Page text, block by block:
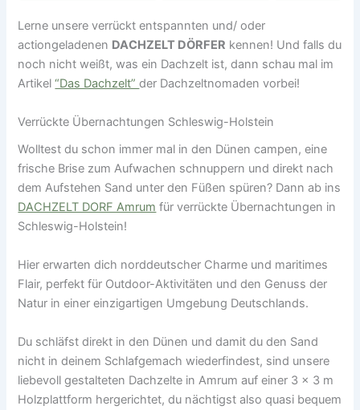
Lerne unsere verrückt entspannten und/ oder
actiongeladenen DACHZELT DÖRFER kennen! Und falls du
noch nicht weißt, was ein Dachzelt ist, dann schau mal im
Artikel“Das Dachzelt”der Dachzeltnomaden vorbei!
Verrückte Übernachtungen Schleswig-Holstein
Wolltest du schon immer mal in den Dünen campen, eine
frische Brise zum Aufwachen schnuppern und direkt nach
dem Aufstehen Sand unter den Füßen spüren? Dann ab ins
DACHZELT DORF Amrum für verrückte Übernachtungen in
Schleswig-Holstein!
Hier erwarten dich norddeutscher Charme und maritimes
Flair, perfekt für Outdoor-Aktivitäten und den Genuss der
Natur in einer einzigartigen Umgebung Deutschlands.
Du schläfst direkt in den Dünen und damit du den Sand
nicht in deinem Schlafgemach wiederfindest, sind unsere
liebevoll gestalteten Dachzelte in Amrum auf einer 3 x 3 m
Holzplattform hergerichtet, du nächtigst also quasi bequem